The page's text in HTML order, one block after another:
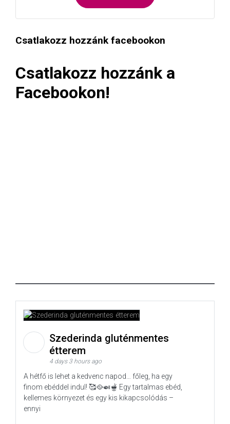
Csatlakozz hozzánk facebookon
Csatlakozz hozzánk a
Facebookon!
Szederinda gluténmentes
étterem
4 days 3 hours ago
A hétfő is lehet a kedvenc napod… főleg, ha egy
finom ebéddel indul! 🥰🥘🍛🫕 Egy tartalmas ebéd,
kellemes környezet és egy kis kikapcsolódás –
ennyi